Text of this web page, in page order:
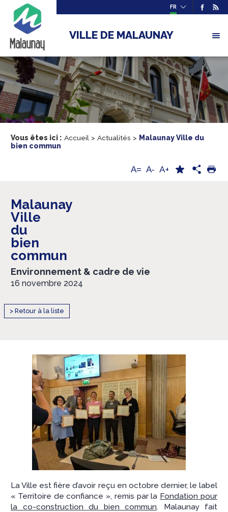
FR
VILLE DE MALAUNAY
Vous êtes ici : Accueil > Actualités > Malaunay Ville du
bien commun
A= A- A+
Malaunay
Ville
du
bien
commun
Environnement & cadre de vie
16 novembre 2024
> Retour à la liste
La Ville est fière d’avoir reçu en octobre dernier, le label
« Territoire de confiance », remis par la Fondation pour
la co-construction du bien commun. Malaunay fait